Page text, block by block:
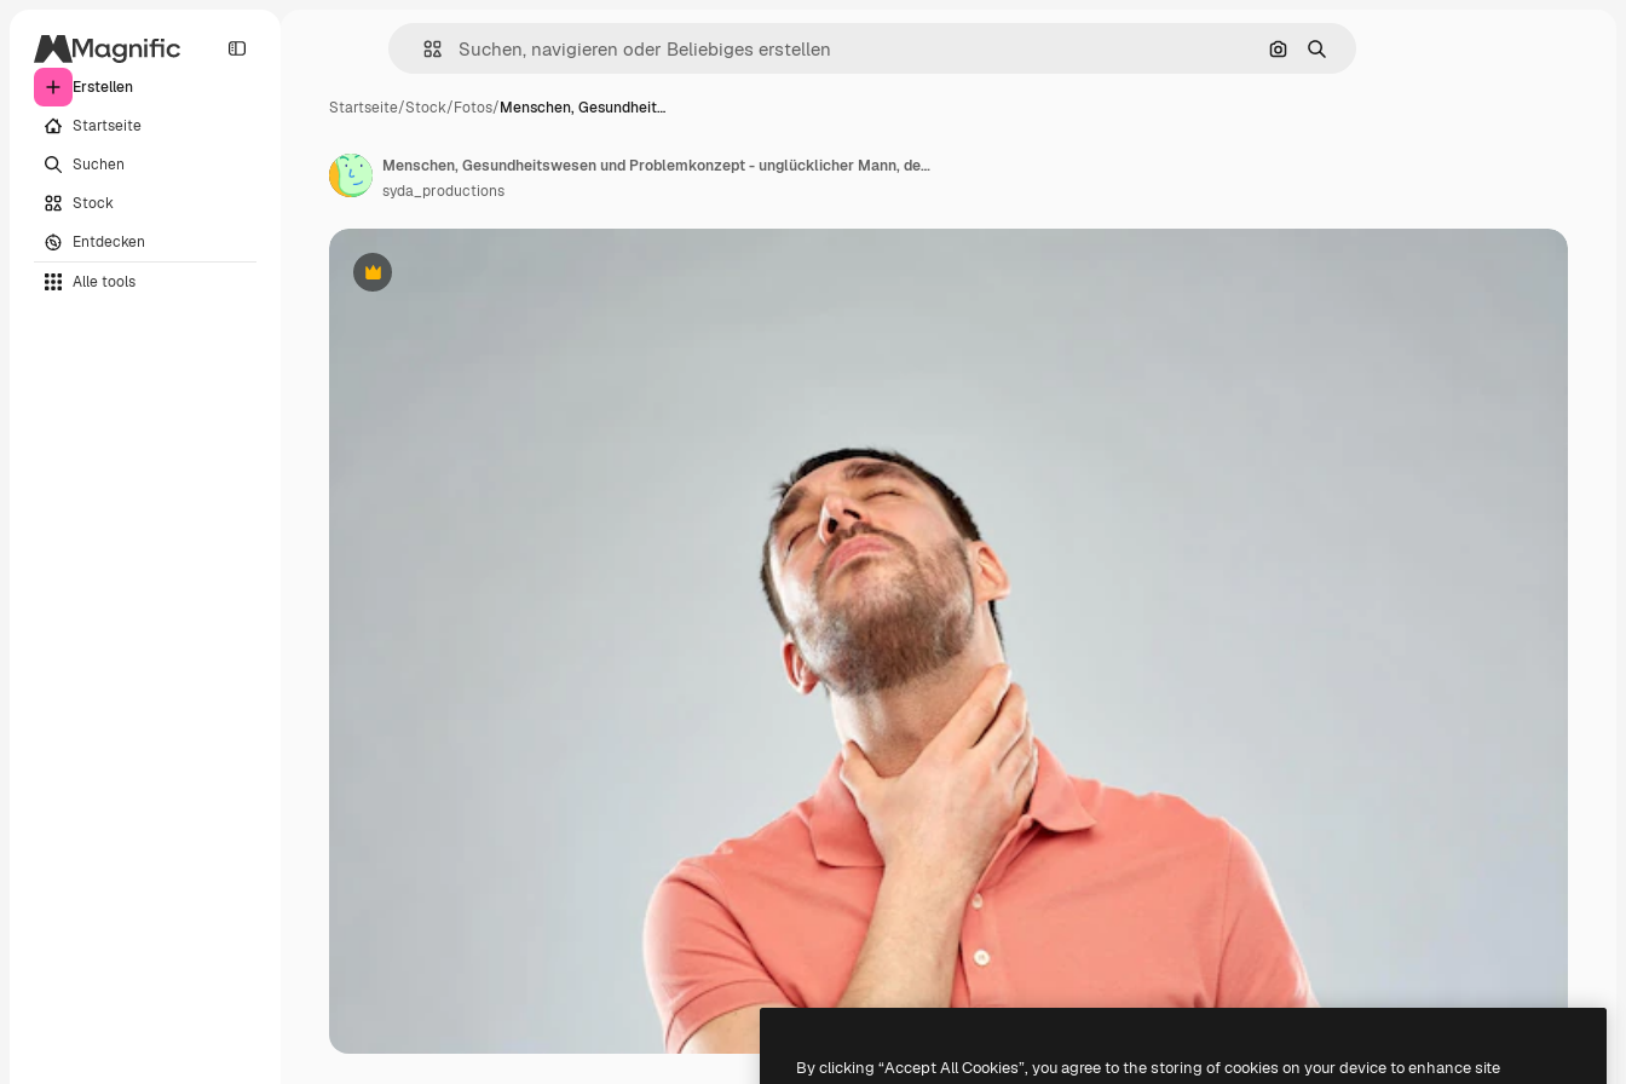
Erstellen
Startseite
Suchen
Stock
Entdecken
Alle tools
Nach Bild suchen
Suchen
Startseite/Stock/Fotos/Menschen, Gesundheit…
Premium
Menschen, Gesundheitswesen und Problemkonzept - unglücklicher Mann, der seinen Hals berührt und unter Halsschmerzen auf grauem Hintergrund leidet
syda_productions
By clicking “Accept All Cookies”, you agree to the storing of cookies on your device to enhance site